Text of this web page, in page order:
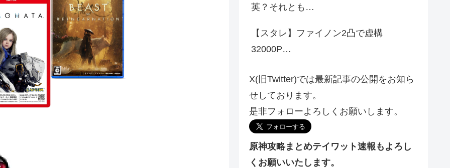
英？それとも…
【スタレ】ファイノン2凸で虚構
32000P…
X(旧Twitter)では最新記事の公開をお知ら
せしております。
是非フォローよろしくお願いします。
原神攻略まとめテイワット速報もよろし
くお願いいたします。